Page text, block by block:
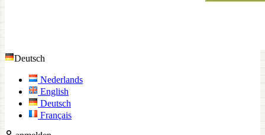
Deutsch
Nederlands
English
Deutsch
Français